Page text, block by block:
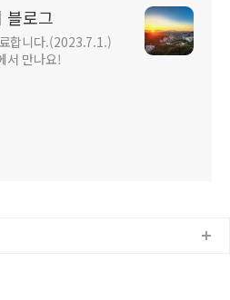
블로그
합니다.(2023.7.1.)
서 만나요!